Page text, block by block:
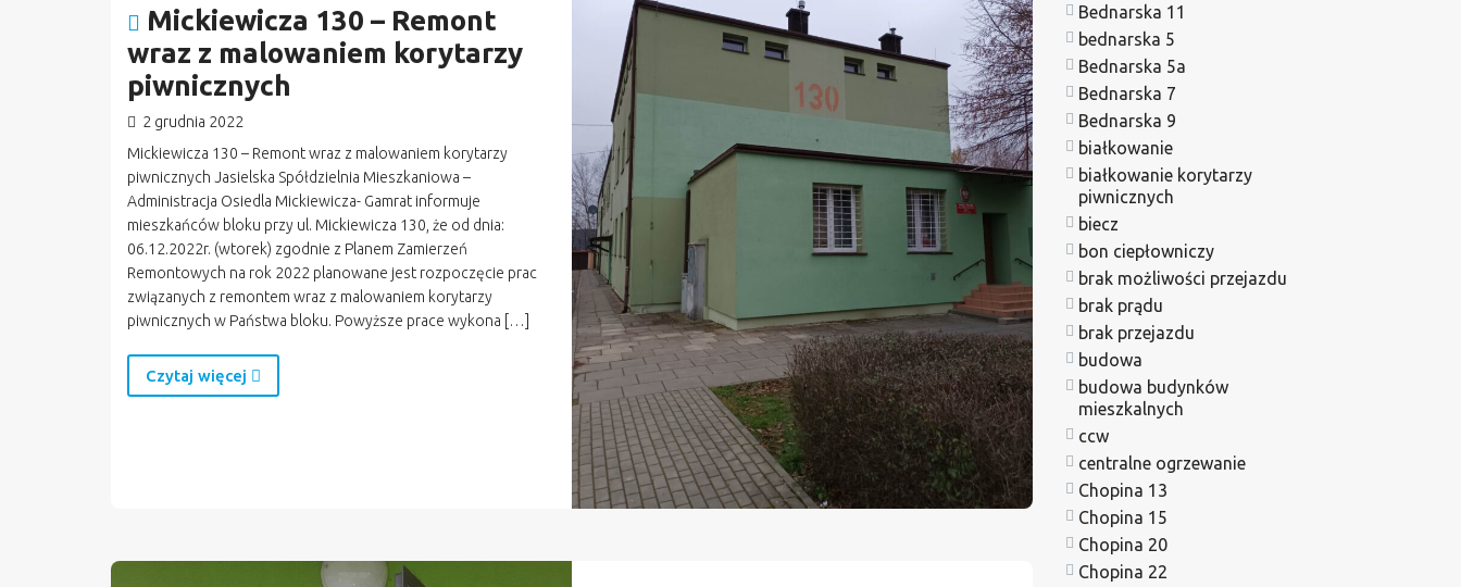
Mickiewicza 130 – Remont
wraz z malowaniem korytarzy
piwnicznych
2 grudnia 2022
Mickiewicza 130 – Remont wraz z malowaniem korytarzy
piwnicznych Jasielska Spółdzielnia Mieszkaniowa –
Administracja Osiedla Mickiewicza- Gamrat informuje
mieszkańców bloku przy ul. Mickiewicza 130, że od dnia:
06.12.2022r. (wtorek) zgodnie z Planem Zamierzeń
Remontowych na rok 2022 planowane jest rozpoczęcie prac
związanych z remontem wraz z malowaniem korytarzy
piwnicznych w Państwa bloku. Powyższe prace wykona […]
Czytaj więcej
Bednarska 11
bednarska 5
Bednarska 5a
Bednarska 7
Bednarska 9
białkowanie
białkowanie korytarzy
piwnicznych
biecz
bon ciepłowniczy
brak możliwości przejazdu
brak prądu
brak przejazdu
budowa
budowa budynków
mieszkalnych
ccw
centralne ogrzewanie
Chopina 13
Chopina 15
Chopina 20
Chopina 22